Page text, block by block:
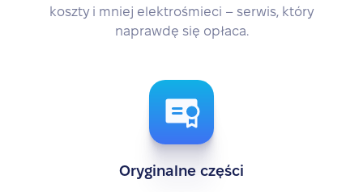
koszty i mniej elektrośmieci – serwis, który
naprawdę się opłaca.
Oryginalne części